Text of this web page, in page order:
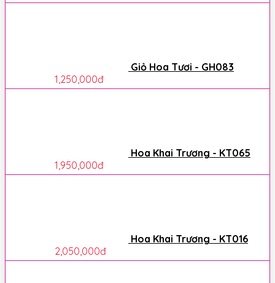
Giỏ Hoa Tươi - GH083
1,250,000đ
Hoa Khai Trương - KT065
1,950,000đ
Hoa Khai Trương - KT016
2,050,000đ